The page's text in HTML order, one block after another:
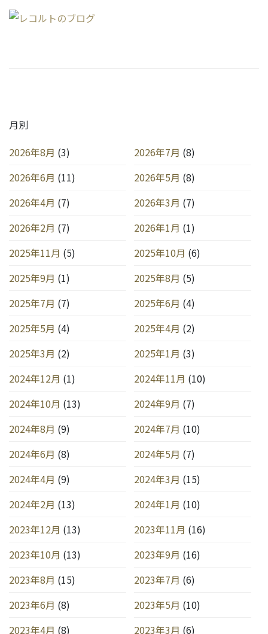
月別
2026年8月 (3) 2026年7月 (8)
2026年6月 (11) 2026年5月 (8)
2026年4月 (7) 2026年3月 (7)
2026年2月 (7) 2026年1月 (1)
2025年11月 (5) 2025年10月 (6)
2025年9月 (1) 2025年8月 (5)
2025年7月 (7) 2025年6月 (4)
2025年5月 (4) 2025年4月 (2)
2025年3月 (2) 2025年1月 (3)
2024年12月 (1) 2024年11月 (10)
2024年10月 (13) 2024年9月 (7)
2024年8月 (9) 2024年7月 (10)
2024年6月 (8) 2024年5月 (7)
2024年4月 (9) 2024年3月 (15)
2024年2月 (13) 2024年1月 (10)
2023年12月 (13) 2023年11月 (16)
2023年10月 (13) 2023年9月 (16)
2023年8月 (15) 2023年7月 (6)
2023年6月 (8) 2023年5月 (10)
2023年4月 (8) 2023年3月 (6)